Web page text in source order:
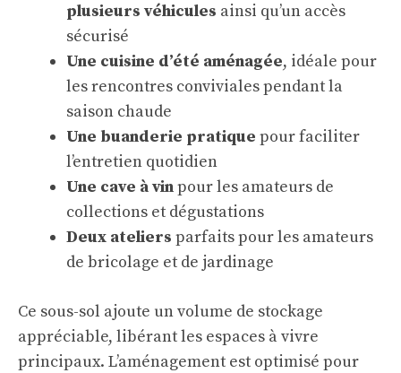
plusieurs véhicules ainsi qu’un accès
sécurisé
Une cuisine d’été aménagée, idéale pour
les rencontres conviviales pendant la
saison chaude
Une buanderie pratique pour faciliter
l’entretien quotidien
Une cave à vinpour les amateurs de
collections et dégustations
Deux ateliers parfaits pour les amateurs
de bricolage et de jardinage
Ce sous-sol ajoute un volume de stockage
appréciable, libérant les espaces à vivre
principaux. L’aménagement est optimisé pour